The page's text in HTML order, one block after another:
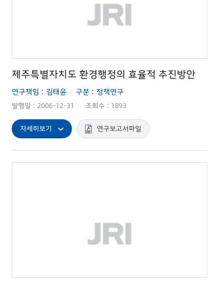
제주특별자치도 환경행정의 효율적 추진방안
연구책임 : 김태윤 구분 : 정책연구
발행일 : 2006-12-31 조회수 : 1893
자세히보기 연구보고서파일